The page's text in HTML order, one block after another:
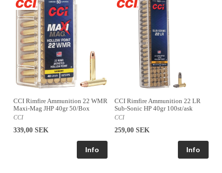
CCI Rimfire Ammunition 22 WMR
Maxi-Mag JHP 40gr 50/Box
CCI
339,00 SEK
CCI Rimfire Ammunition 22 LR
Sub-Sonic HP 40gr 100st/ask
CCI
259,00 SEK